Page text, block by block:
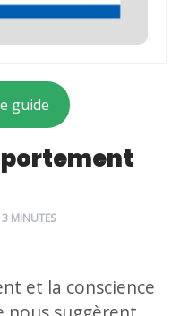
guide
3 MINUTES
et la conscience